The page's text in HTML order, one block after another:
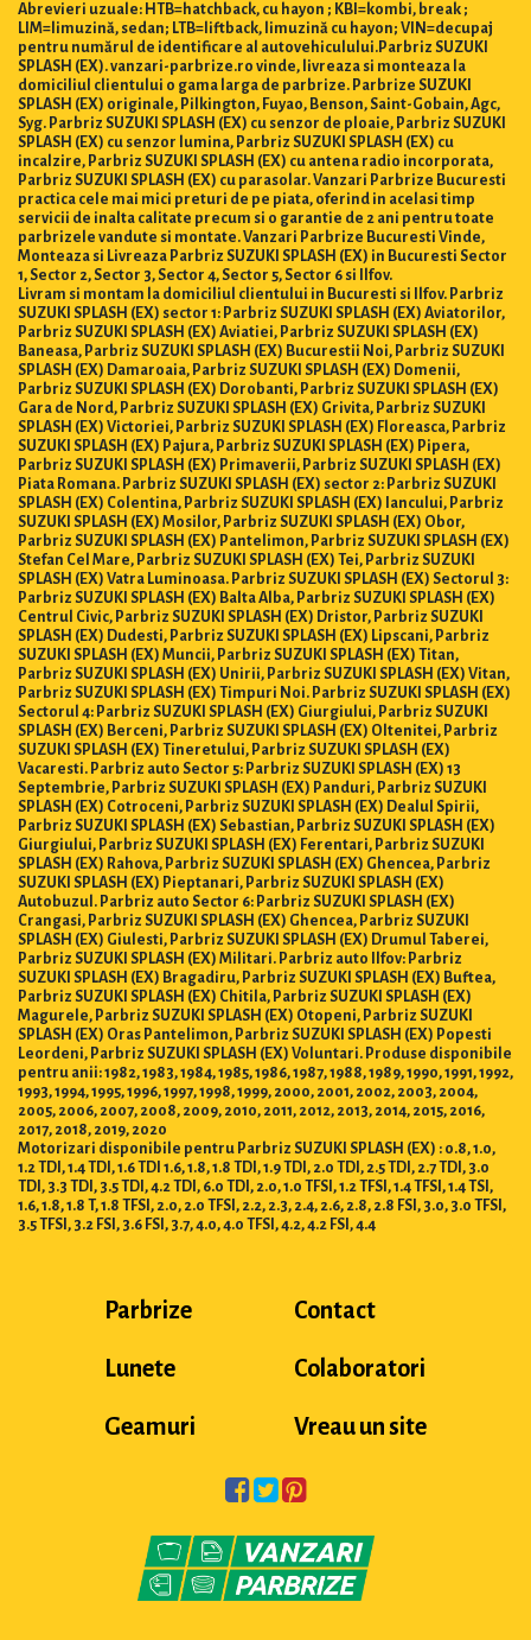
Abrevieri uzuale: HTB=hatchback, cu hayon ; KBI=kombi, break ;
LIM=limuzină, sedan; LTB=liftback, limuzină cu hayon; VIN=decupaj
pentru numărul de identificare al autovehiculului.Parbriz SUZUKI
SPLASH (EX). vanzari-parbrize.ro vinde, livreaza si monteaza la
domiciliul clientului o gama larga de parbrize. Parbrize SUZUKI
SPLASH (EX) originale, Pilkington, Fuyao, Benson, Saint-Gobain, Agc,
Syg. Parbriz SUZUKI SPLASH (EX) cu senzor de ploaie, Parbriz SUZUKI
SPLASH (EX) cu senzor lumina, Parbriz SUZUKI SPLASH (EX) cu
incalzire, Parbriz SUZUKI SPLASH (EX) cu antena radio incorporata,
Parbriz SUZUKI SPLASH (EX) cu parasolar. Vanzari Parbrize Bucuresti
practica cele mai mici preturi de pe piata, oferind in acelasi timp
servicii de inalta calitate precum si o garantie de 2 ani pentru toate
parbrizele vandute si montate. Vanzari Parbrize Bucuresti Vinde,
Monteaza si Livreaza Parbriz SUZUKI SPLASH (EX) in Bucuresti Sector
1, Sector 2, Sector 3, Sector 4, Sector 5, Sector 6 si Ilfov.
Livram si montam la domiciliul clientului in Bucuresti si Ilfov. Parbriz
SUZUKI SPLASH (EX) sector 1: Parbriz SUZUKI SPLASH (EX) Aviatorilor,
Parbriz SUZUKI SPLASH (EX) Aviatiei, Parbriz SUZUKI SPLASH (EX)
Baneasa, Parbriz SUZUKI SPLASH (EX) Bucurestii Noi, Parbriz SUZUKI
SPLASH (EX) Damaroaia, Parbriz SUZUKI SPLASH (EX) Domenii,
Parbriz SUZUKI SPLASH (EX) Dorobanti, Parbriz SUZUKI SPLASH (EX)
Gara de Nord, Parbriz SUZUKI SPLASH (EX) Grivita, Parbriz SUZUKI
SPLASH (EX) Victoriei, Parbriz SUZUKI SPLASH (EX) Floreasca, Parbriz
SUZUKI SPLASH (EX) Pajura, Parbriz SUZUKI SPLASH (EX) Pipera,
Parbriz SUZUKI SPLASH (EX) Primaverii, Parbriz SUZUKI SPLASH (EX)
Piata Romana. Parbriz SUZUKI SPLASH (EX) sector 2: Parbriz SUZUKI
SPLASH (EX) Colentina, Parbriz SUZUKI SPLASH (EX) Iancului, Parbriz
SUZUKI SPLASH (EX) Mosilor, Parbriz SUZUKI SPLASH (EX) Obor,
Parbriz SUZUKI SPLASH (EX) Pantelimon, Parbriz SUZUKI SPLASH (EX)
Stefan Cel Mare, Parbriz SUZUKI SPLASH (EX) Tei, Parbriz SUZUKI
SPLASH (EX) Vatra Luminoasa. Parbriz SUZUKI SPLASH (EX) Sectorul 3:
Parbriz SUZUKI SPLASH (EX) Balta Alba, Parbriz SUZUKI SPLASH (EX)
Centrul Civic, Parbriz SUZUKI SPLASH (EX) Dristor, Parbriz SUZUKI
SPLASH (EX) Dudesti, Parbriz SUZUKI SPLASH (EX) Lipscani, Parbriz
SUZUKI SPLASH (EX) Muncii, Parbriz SUZUKI SPLASH (EX) Titan,
Parbriz SUZUKI SPLASH (EX) Unirii, Parbriz SUZUKI SPLASH (EX) Vitan,
Parbriz SUZUKI SPLASH (EX) Timpuri Noi. Parbriz SUZUKI SPLASH (EX)
Sectorul 4: Parbriz SUZUKI SPLASH (EX) Giurgiului, Parbriz SUZUKI
SPLASH (EX) Berceni, Parbriz SUZUKI SPLASH (EX) Oltenitei, Parbriz
SUZUKI SPLASH (EX) Tineretului, Parbriz SUZUKI SPLASH (EX)
Vacaresti. Parbriz auto Sector 5: Parbriz SUZUKI SPLASH (EX) 13
Septembrie, Parbriz SUZUKI SPLASH (EX) Panduri, Parbriz SUZUKI
SPLASH (EX) Cotroceni, Parbriz SUZUKI SPLASH (EX) Dealul Spirii,
Parbriz SUZUKI SPLASH (EX) Sebastian, Parbriz SUZUKI SPLASH (EX)
Giurgiului, Parbriz SUZUKI SPLASH (EX) Ferentari, Parbriz SUZUKI
SPLASH (EX) Rahova, Parbriz SUZUKI SPLASH (EX) Ghencea, Parbriz
SUZUKI SPLASH (EX) Pieptanari, Parbriz SUZUKI SPLASH (EX)
Autobuzul. Parbriz auto Sector 6: Parbriz SUZUKI SPLASH (EX)
Crangasi, Parbriz SUZUKI SPLASH (EX) Ghencea, Parbriz SUZUKI
SPLASH (EX) Giulesti, Parbriz SUZUKI SPLASH (EX) Drumul Taberei,
Parbriz SUZUKI SPLASH (EX) Militari. Parbriz auto Ilfov: Parbriz
SUZUKI SPLASH (EX) Bragadiru, Parbriz SUZUKI SPLASH (EX) Buftea,
Parbriz SUZUKI SPLASH (EX) Chitila, Parbriz SUZUKI SPLASH (EX)
Magurele, Parbriz SUZUKI SPLASH (EX) Otopeni, Parbriz SUZUKI
SPLASH (EX) Oras Pantelimon, Parbriz SUZUKI SPLASH (EX) Popesti
Leordeni, Parbriz SUZUKI SPLASH (EX) Voluntari. Produse disponibile
pentru anii: 1982, 1983, 1984, 1985, 1986, 1987, 1988, 1989, 1990, 1991, 1992,
1993, 1994, 1995, 1996, 1997, 1998, 1999, 2000, 2001, 2002, 2003, 2004,
2005, 2006, 2007, 2008, 2009, 2010, 2011, 2012, 2013, 2014, 2015, 2016,
2017, 2018, 2019, 2020
Motorizari disponibile pentru Parbriz SUZUKI SPLASH (EX) : 0.8, 1.0,
1.2 TDI, 1.4 TDI, 1.6 TDI 1.6, 1.8, 1.8 TDI, 1.9 TDI, 2.0 TDI, 2.5 TDI, 2.7 TDI, 3.0
TDI, 3.3 TDI, 3.5 TDI, 4.2 TDI, 6.0 TDI, 2.0, 1.0 TFSI, 1.2 TFSI, 1.4 TFSI, 1.4 TSI,
1.6, 1.8, 1.8 T, 1.8 TFSI, 2.0, 2.0 TFSI, 2.2, 2.3, 2.4, 2.6, 2.8, 2.8 FSI, 3.0, 3.0 TFSI,
3.5 TFSI, 3.2 FSI, 3.6 FSI, 3.7, 4.0, 4.0 TFSI, 4.2, 4.2 FSI, 4.4
Parbrize
Lunete
Geamuri
Contact
Colaboratori
Vreau un site